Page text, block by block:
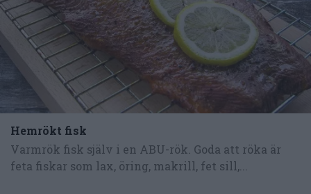
Hemrökt fisk
Varmrök fisk själv i en ABU-rök. Goda att röka är
feta fiskar som lax, öring, makrill, fet sill,...